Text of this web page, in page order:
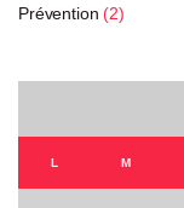
Prévention (2)
L M